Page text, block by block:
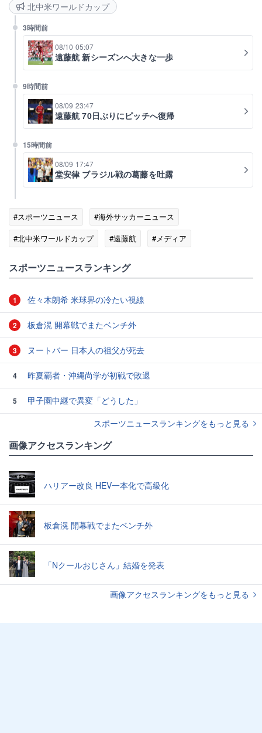
北中米ワールドカップ
3時間前
08/10 05:07
遠藤航 新シーズンへ大きな一歩
9時間前
08/09 23:47
遠藤航 70日ぶりにピッチへ復帰
15時間前
08/09 17:47
堂安律 ブラジル戦の葛藤を吐露
#スポーツニュース
#海外サッカーニュース
#北中米ワールドカップ
#遠藤航
#メディア
スポーツニュースランキング
1 佐々木朗希 米球界の冷たい視線
2 板倉滉 開幕戦でまたベンチ外
3 ヌートバー 日本人の祖父が死去
4 昨夏覇者・沖縄尚学が初戦で敗退
5
甲子園中継で異変「どうした」
スポーツニュースランキングをもっと見る
画像アクセスランキング
ハリアー改良 HEV一本化で高級化
板倉滉 開幕戦でまたベンチ外
「Nクールおじさん」結婚を発表
画像アクセスランキングをもっと見る